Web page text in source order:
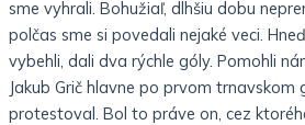
sme vyhrali. Bohužiaľ, dlhšiu dobu
polčas sme si povedali nejaké veci.
vybehli, dali dva rýchle góly. Pomohli
Jakub Grič hlavne po prvom trnavskom
protestoval. Bol to práve on, cez